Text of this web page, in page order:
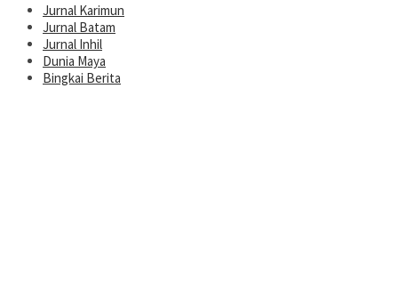
Jurnal Karimun
Jurnal Batam
Jurnal Inhil
Dunia Maya
Bingkai Berita